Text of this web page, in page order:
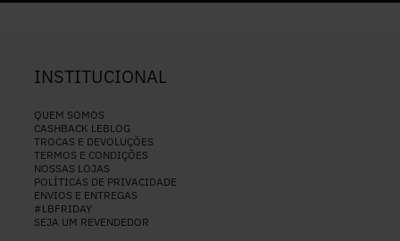
INSTITUCIONAL
QUEM SOMOS
CASHBACK LEBLOG
TROCAS E DEVOLUÇÕES
TERMOS E CONDIÇÕES
NOSSAS LOJAS
POLÍTICAS DE PRIVACIDADE
ENVIOS E ENTREGAS
#LBFRIDAY
SEJA UM REVENDEDOR